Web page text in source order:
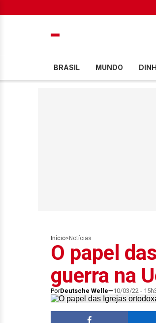
BRASIL MUNDO
Início> Notícias
O papel
guerra na
PorDeutsche Welle 10/03/22 -